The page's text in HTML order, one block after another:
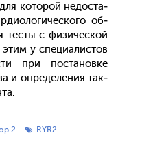
ко­торой не­дос­та­
об­
тес­ты с фи­зичес­кой
этим у спе­ци­алис­тов
при пос­та­нов­ке
и оп­ре­деле­ния так­
2
RYR2